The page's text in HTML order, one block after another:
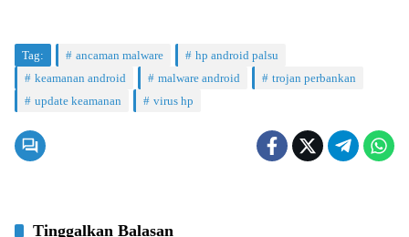
Tag: ancaman malware
hp android palsu
keamanan android
malware android
trojan perbankan
update keamanan
virus hp
Tinggalkan Balasan